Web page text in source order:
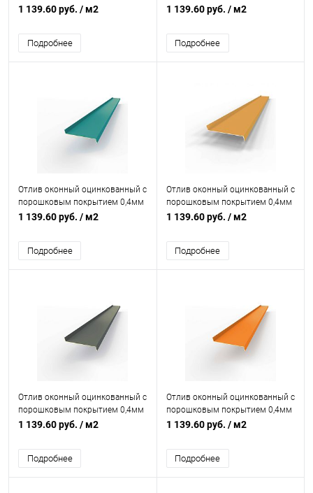
RAL 5023
1 139.60 руб. / м2
Подробнее
RAL 6029
1 139.60 руб. / м2
Подробнее
Отлив оконный оцинкованный c
порошковым покрытием 0,4мм
RAL 5018
1 139.60 руб. / м2
Подробнее
Отлив оконный оцинкованный c
порошковым покрытием 0,4мм
RAL 1034
1 139.60 руб. / м2
Подробнее
Отлив оконный оцинкованный c
порошковым покрытием 0,4мм
RAL 7011
1 139.60 руб. / м2
Подробнее
Отлив оконный оцинкованный c
порошковым покрытием 0,4мм
RAL 2011
1 139.60 руб. / м2
Подробнее